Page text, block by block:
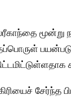
மூன்று
சேர்ந்த